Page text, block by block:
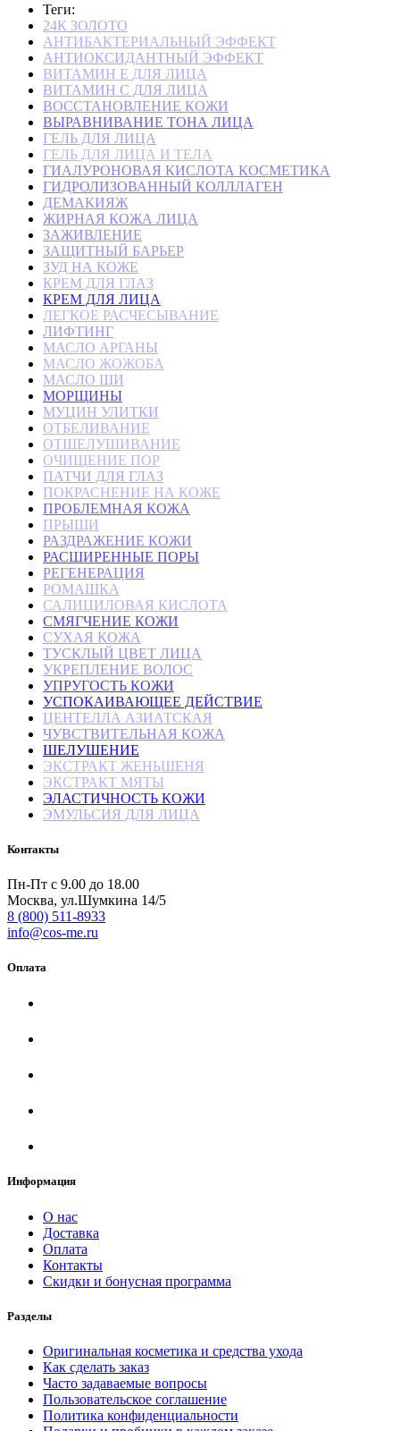
Теги:
24К ЗОЛОТО
АНТИБАКТЕРИАЛЬНЫЙ ЭФФЕКТ
АНТИОКСИДАНТНЫЙ ЭФФЕКТ
ВИТАМИН Е ДЛЯ ЛИЦА
ВИТАМИН С ДЛЯ ЛИЦА
ВОССТАНОВЛЕНИЕ КОЖИ
ВЫРАВНИВАНИЕ ТОНА ЛИЦА
ГЕЛЬ ДЛЯ ЛИЦА
ГЕЛЬ ДЛЯ ЛИЦА И ТЕЛА
ГИАЛУРОНОВАЯ КИСЛОТА КОСМЕТИКА
ГИДРОЛИЗОВАННЫЙ КОЛЛЛАГЕН
ДЕМАКИЯЖ
ЖИРНАЯ КОЖА ЛИЦА
ЗАЖИВЛЕНИЕ
ЗАЩИТНЫЙ БАРЬЕР
ЗУД НА КОЖЕ
КРЕМ ДЛЯ ГЛАЗ
КРЕМ ДЛЯ ЛИЦА
ЛЕГКОЕ РАСЧЕСЫВАНИЕ
ЛИФТИНГ
МАСЛО АРГАНЫ
МАСЛО ЖОЖОБА
МАСЛО ШИ
МОРЩИНЫ
МУЦИН УЛИТКИ
ОТБЕЛИВАНИЕ
ОТШЕЛУШИВАНИЕ
ОЧИЩЕНИЕ ПОР
ПАТЧИ ДЛЯ ГЛАЗ
ПОКРАСНЕНИЕ НА КОЖЕ
ПРОБЛЕМНАЯ КОЖА
ПРЫЩИ
РАЗДРАЖЕНИЕ КОЖИ
РАСШИРЕННЫЕ ПОРЫ
РЕГЕНЕРАЦИЯ
РОМАШКА
САЛИЦИЛОВАЯ КИСЛОТА
СМЯГЧЕНИЕ КОЖИ
СУХАЯ КОЖА
ТУСКЛЫЙ ЦВЕТ ЛИЦА
УКРЕПЛЕНИЕ ВОЛОС
УПРУГОСТЬ КОЖИ
УСПОКАИВАЮЩЕЕ ДЕЙСТВИЕ
ЦЕНТЕЛЛА АЗИАТСКАЯ
ЧУВСТВИТЕЛЬНАЯ КОЖА
ШЕЛУШЕНИЕ
ЭКСТРАКТ ЖЕНЬШЕНЯ
ЭКСТРАКТ МЯТЫ
ЭЛАСТИЧНОСТЬ КОЖИ
ЭМУЛЬСИЯ ДЛЯ ЛИЦА
Контакты
Пн-Пт с 9.00 до 18.00
Москва, ул.Шумкина 14/5
8 (800) 511-8933
info@cos-me.ru
Оплата
Информация
О нас
Доставка
Оплата
Контакты
Скидки и бонусная программа
Разделы
Оригинальная косметика и средства ухода
Как сделать заказ
Часто задаваемые вопросы
Пользовательское соглашение
Политика конфиденциальности